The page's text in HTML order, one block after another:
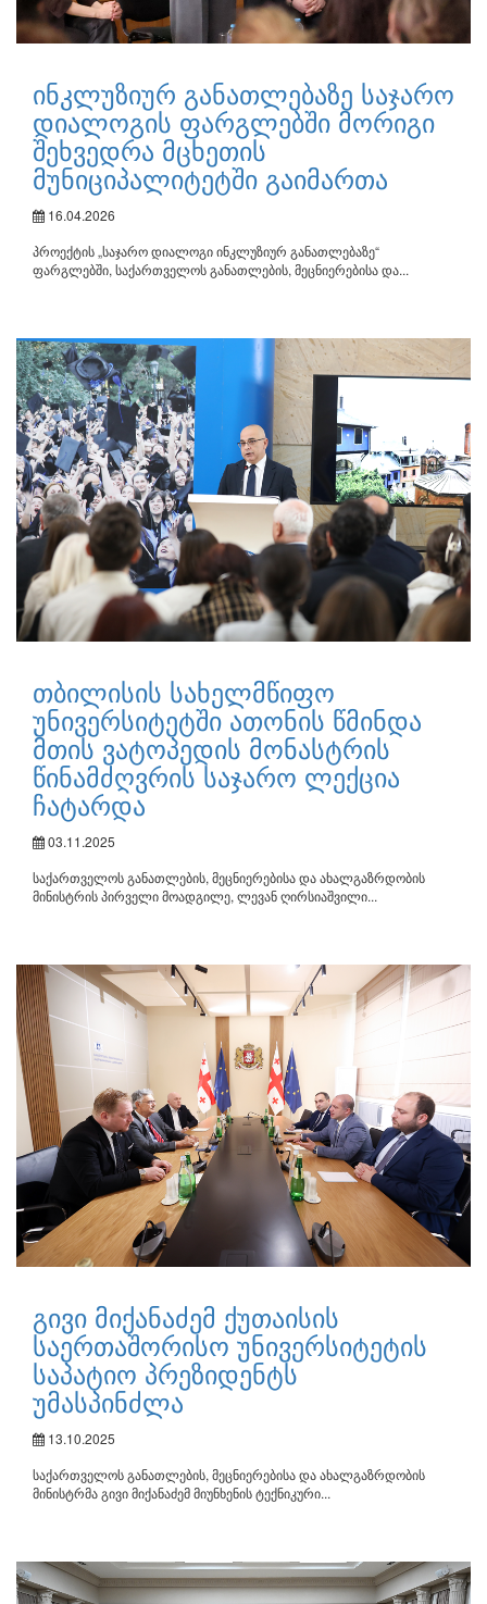
ინკლუზიურ განათლებაზე საჯარო
დიალოგის ფარგლებში მორიგი
შეხვედრა მცხეთის
მუნიციპალიტეტში გაიმართა
16.04.2026
პროექტის „საჯარო დიალოგი ინკლუზიურ განათლებაზე“
ფარგლებში, საქართველოს განათლების, მეცნიერებისა და...
თბილისის სახელმწიფო
უნივერსიტეტში ათონის წმინდა
მთის ვატოპედის მონასტრის
წინამძღვრის საჯარო ლექცია
ჩატარდა
03.11.2025
საქართველოს განათლების, მეცნიერებისა და ახალგაზრდობის
მინისტრის პირველი მოადგილე, ლევან ღირსიაშვილი...
გივი მიქანაძემ ქუთაისის
საერთაშორისო უნივერსიტეტის
საპატიო პრეზიდენტს
უმასპინძლა
13.10.2025
საქართველოს განათლების, მეცნიერებისა და ახალგაზრდობის
მინისტრმა გივი მიქანაძემ მიუნხენის ტექნიკური...